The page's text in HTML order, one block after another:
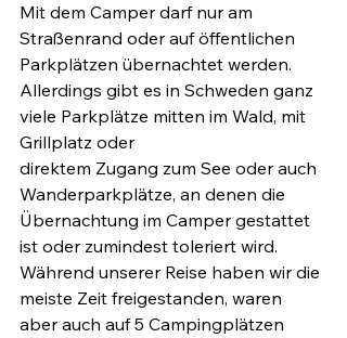
Mit dem Camper darf nur am
Straßenrand oder auf öffentlichen
Parkplätzen übernachtet werden.
Allerdings gibt es in Schweden ganz
viele Parkplätze mitten im Wald, mit
Grillplatz oder
direktem Zugang zum See oder auch
Wanderparkplätze, an denen die
Übernachtung im Camper gestattet
ist oder zumindest toleriert wird.
Während unserer Reise haben wir die
meiste Zeit freigestanden, waren
aber auch auf 5 Campingplätzen